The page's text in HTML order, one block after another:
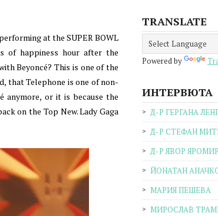
at the SUPER BOWL
of happiness hour after the
Beyoncé? This is one of the
that Telephone is one of non-
anymore, or it is because the
on the Top New. Lady Gaga
TRANSLATE
Powered by
ИНТЕРВЮТА
Д-Р ГЕРГАНА
Д-Р СТЕФАН
Д-Р ЯВОР
ЙОНАТАН
МАРИЯ ПЕШЕВА
МИРОСЛАВ